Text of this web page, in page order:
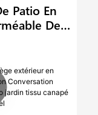
Patio En
De
Hauteur
Tissu,
De Jardin